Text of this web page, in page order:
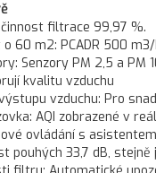
filtrace 99,97 %.
60 m2: PCADR 500 m3/
Senzory PM 2,5 a PM
kvalitu vzduchu
vzduchu: Pro
AQI zobrazené v
ovládání s
pouhých 33,7 dB, stejně